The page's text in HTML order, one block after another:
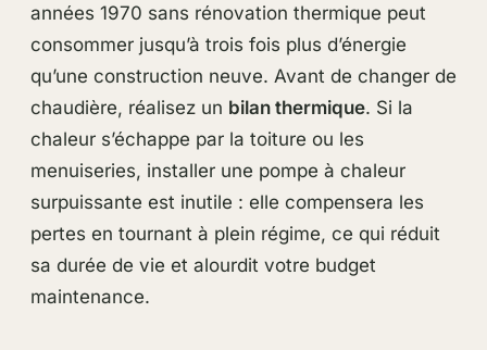
années 1970 sans rénovation thermique peut
consommer jusqu’à trois fois plus d’énergie
qu’une construction neuve. Avant de changer de
chaudière, réalisez un bilan thermique. Si la
chaleur s’échappe par la toiture ou les
menuiseries, installer une pompe à chaleur
surpuissante est inutile : elle compensera les
pertes en tournant à plein régime, ce qui réduit
sa durée de vie et alourdit votre budget
maintenance.